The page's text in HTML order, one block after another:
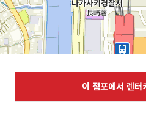
이 점포에서 렌터